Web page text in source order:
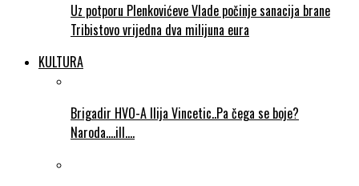
Uz potporu Plenkovićeve Vlade počinje sanacija brane
Tribistovo vrijedna dva milijuna eura
KULTURA
Brigadir HVO-A Ilija Vincetic..Pa čega se boje?
Naroda….ill….